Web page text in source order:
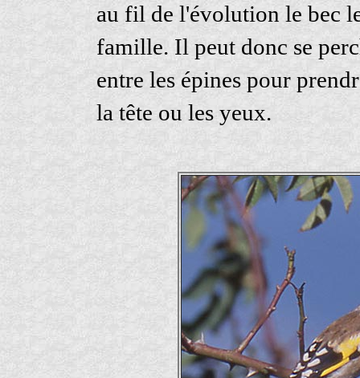
au fil de l'évolution le bec
famille. Il peut donc se
entre les épines pour
la tête ou les yeux.